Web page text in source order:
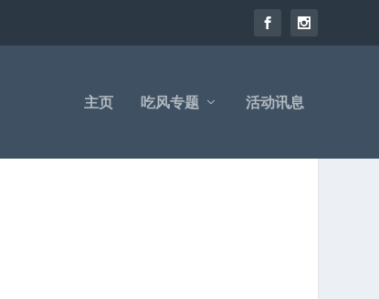
主页 吃风专题 活动讯息